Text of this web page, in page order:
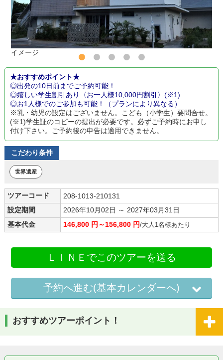
イメージ
★おすすめポイント★
◎出発の10日前までご予約可能！
◎嬉しい学生割引あり〈お一人様10,000円割引〉(※1)
◎お1人様でのご参加も可能！（プランにより異なる）
※乳・幼児の設定はございません。こども（小学生）要問合せ。
(※1)学生証のコピーの提出が必要です。必ずご予約時にお申し
付け下さい。ご予約後の申告は適用できません。
こだわり条件
世界遺産
ツアーコード
208-1013-210131
設定期間
2026年10月02日 ～ 2027年03月31日
基本代金
146,800 円～156,800 円/大人1名様あたり
ＬＩＮＥでこのツアーを送る
予約へ進む(基本カレンダーへ)
おすすめツアーポイント！